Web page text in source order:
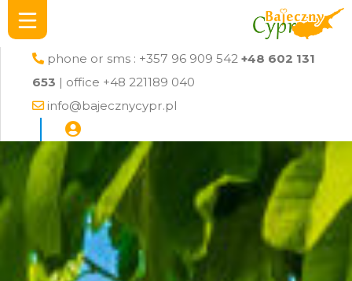
phone or sms : +357 96 909 542 +48 602 131
653 | office +48 221189 040
info@bajecznycypr.pl